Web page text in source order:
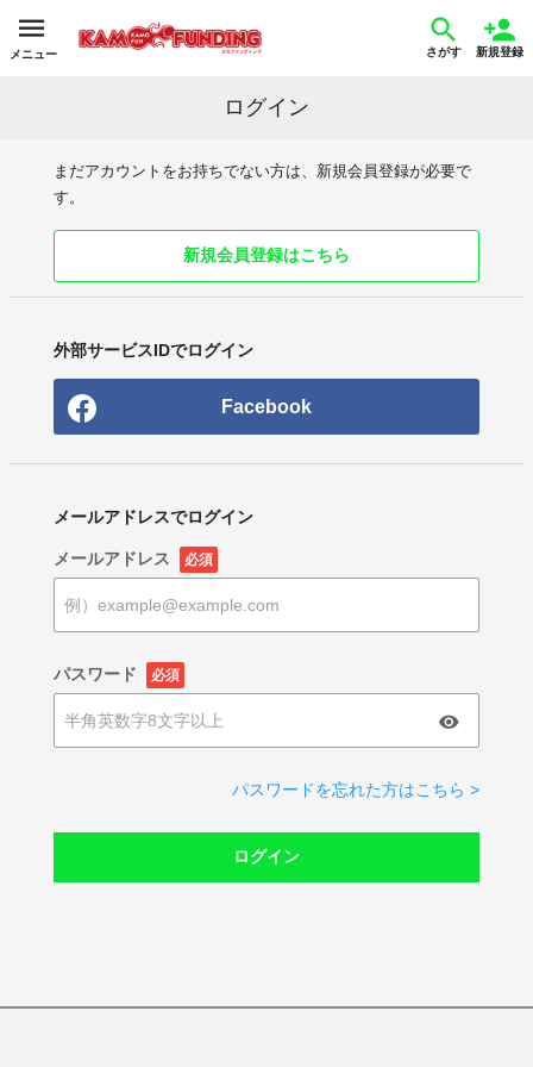
メニュー さがす 新規登録
ログイン
まだアカウントをお持ちでない方は、新規会員登録が必要で
す。
新規会員登録はこちら
外部サービスIDでログイン
Facebook
メールアドレスでログイン
メールアドレス 必須
パスワード 必須
パスワードを忘れた方はこちら >
ログイン